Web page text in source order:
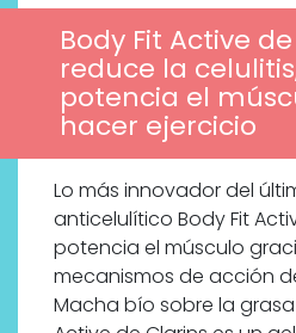
Body Fit Active
reduce la
potencia el
hacer ejercicio
Lo más innovador del
anticelulítico Body Fit
potencia el músculo
mecanismos de acción
Macha bío sobre la